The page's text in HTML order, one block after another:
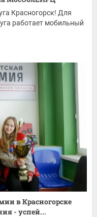
Красногорск! Для
работает мобильный
в Красногорске
- успей...